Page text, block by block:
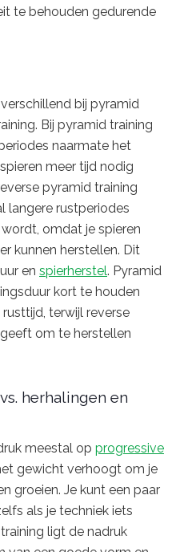
te behouden gedurende
bij pyramid
Bij pyramid training
naarmate het
meer tijd nodig
pyramid training
langere rustperiodes
omdat je spieren
kunnen herstellen. Dit
en spierherstel. Pyramid
kort te houden
terwijl reverse
om te herstellen
herhalingen en
meestal op progressive
gewicht verhoogt om je
groeien. Je kunt een paar
als je techniek iets
ligt de nadruk